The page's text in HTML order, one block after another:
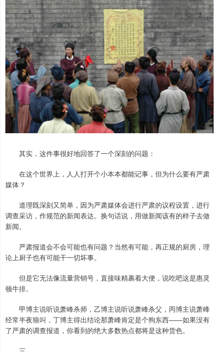
其实，这件事很好地回答了一个深刻的问题：
在这个世界上，人人打开个小本本都能记事，但为什么要有严肃
媒体？
道理既深刻又简单，因为严肃媒体会进行严肃的议程设置，进行
调查采访，作规范的新闻表达。换句话说，用做新闻该有的样子去做
新闻。
严肃报道会不会可能也有问题？当然有可能，再正规的厨房，理
论上厨子也有可能干一切坏事。
但是它无法像流量营销号，直接味精裹着大便，说吃吧这是惠灵
顿牛排。
甲博主说听说萧峰杀师，乙博主说听说萧峰杀父，丙博主说萧峰
经常半夜狼叫，丁博主得出结论那萧峰肯定是个狗东西——如果没有
了严肃的调查报道，你看到的绝大多数热点都将是这种货色。
三